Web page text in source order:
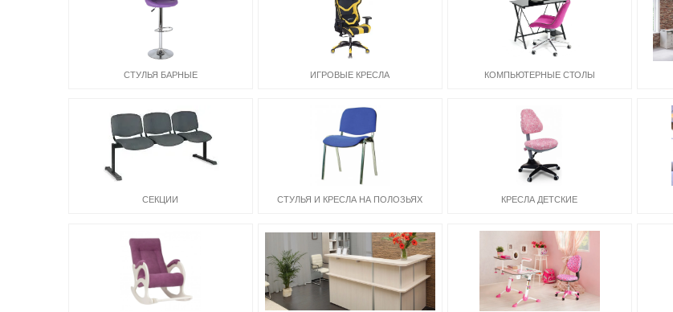
СТУЛЬЯ БАРНЫЕ ИГРОВЫЕ КРЕСЛА КОМПЬЮТЕРНЫЕ СТОЛЫ
СЕКЦИИ СТУЛЬЯ И КРЕСЛА НА ПОЛОЗЬЯХ КРЕСЛА ДЕТСКИЕ